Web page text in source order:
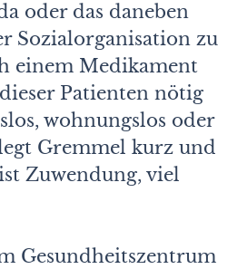
oder das daneben
Sozialorganisation zu
einem Medikament
Patienten nötig
wohnungslos oder
Gremmel kurz und
Zuwendung, viel
Gesundheitszentrum